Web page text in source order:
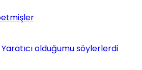
olduğumu söylerlerdi